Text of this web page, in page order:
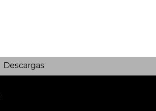
Descargas